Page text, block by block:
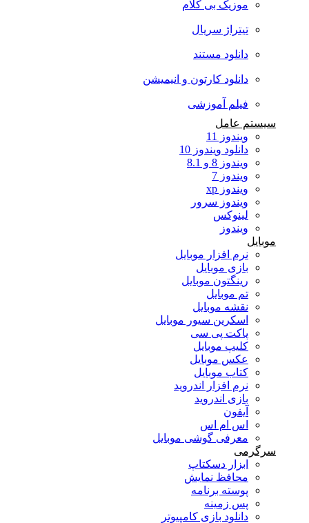
موزیک بی کلام
تیتراژ سریال
دانلود مستند
دانلود کارتون و انیمیشن
فیلم آموزشی
سیستم عامل
ویندوز 11
دانلود ویندوز 10
ویندوز 8 و 8.1
ویندوز 7
ویندوز xp
ویندوز سرور
لینوکس
ویندوز
موبایل
نرم افزار موبایل
بازی موبایل
رینگتون موبایل
تم موبایل
نقشه موبایل
اسکرین سیور موبایل
پاکت پی سی
کلیپ موبایل
عکس موبایل
کتاب موبایل
نرم افزار اندروید
بازی اندروید
آیفون
اس ام اس
معرفی گوشی موبایل
سرگرمی
ابزار دسکتاپ
محافظ نمایش
پوسته برنامه
پس زمینه
دانلود بازی کامپیوتر